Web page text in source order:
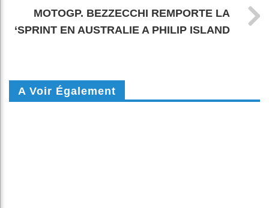
MOTOGP. BEZZECCHI REMPORTE LA
‘SPRINT EN AUSTRALIE A PHILIP ISLAND
A Voir Également